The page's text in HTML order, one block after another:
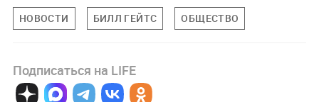
НОВОСТИ БИЛЛ ГЕЙТС ОБЩЕСТВО
Подписаться на LIFE